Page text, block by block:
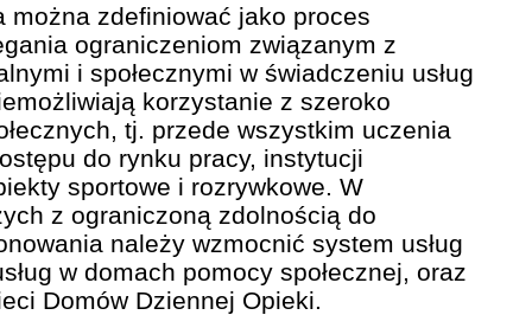
można zdefiniować jako proces
ograniczeniom związanym z
i społecznymi w świadczeniu usług
korzystanie z szeroko
tj. przede wszystkim uczenia
do rynku pracy, instytucji
sportowe i rozrywkowe. W
z ograniczoną zdolnością do
należy wzmocnić system usług
w domach pomocy społecznej, oraz
Domów Dziennej Opieki.